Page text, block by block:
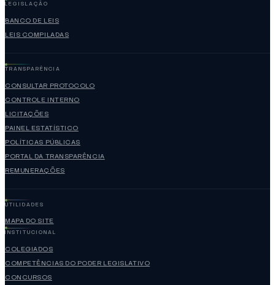
LEGISLAÇÃO
BANCO DE LEIS
LEIS COMPILADAS
TRANSPARÊNCIA
CONSULTAR PROTOCOLO
CONTROLE INTERNO
LICITAÇÕES
PAINEL ESTATÍSTICO
POLÍTICAS PÚBLICAS
PORTAL DA TRANSPARÊNCIA
REMUNERAÇÕES
UTILIDADES
MAPA DO SITE
INSTITUCIONAL
COLEGIADOS
COMPETÊNCIAS DO PODER LEGISLATIVO
CONCURSOS